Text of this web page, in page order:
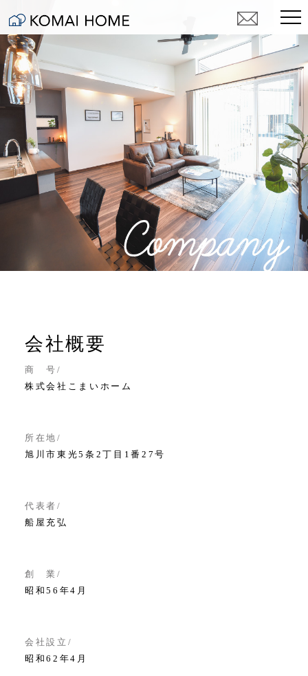
会社概要
商 号
株式会社こまいホーム
所在地
旭川市東光5条2丁目1番27号
代表者
船屋充弘
創 業
昭和56年4月
会社設立
昭和62年4月